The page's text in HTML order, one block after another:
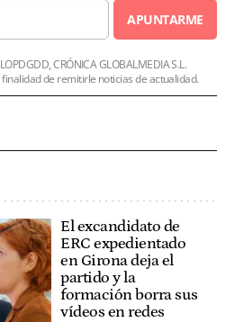
APUNTARME
CRÓNICA GLOBALMEDIA S.L.
de remitirle noticias de actualidad.
El excandidato de
ERC expedientado
en Girona deja el
partido y la
formación borra sus
vídeos en redes